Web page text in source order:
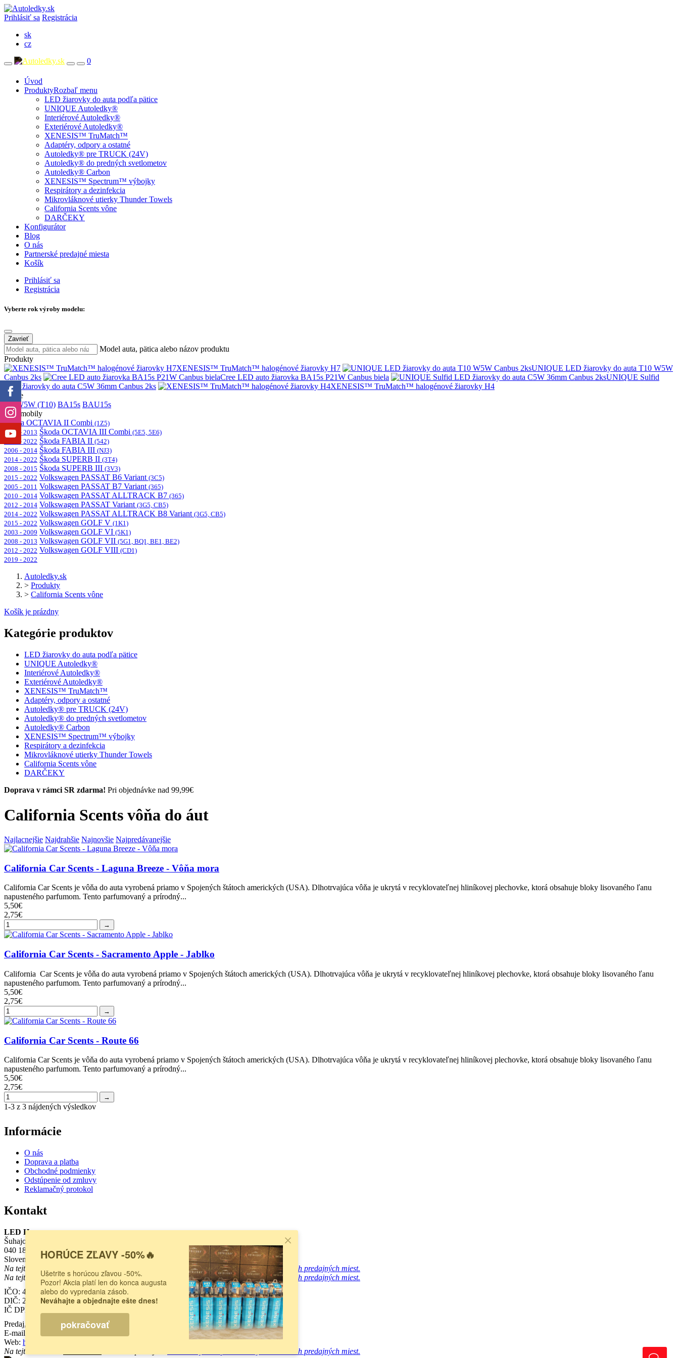
Prihlásiť sa Registrácia
sk
cz
0
Úvod
ProduktyRozbaľ menu
LED žiarovky do auta podľa pätice
UNIQUE Autoledky®
Interiérové Autoledky®
Exteriérové Autoledky®
XENESIS™ TruMatch™
Adaptéry, odpory a ostatné
Autoledky® pre TRUCK (24V)
Autoledky® do predných svetlometov
Autoledky® Carbon
XENESIS™ Spectrum™ výbojky
Respirátory a dezinfekcia
Mikrovláknové utierky Thunder Towels
California Scents vône
DARČEKY
Konfigurátor
Blog
O nás
Partnerské predajné miesta
Košík
Prihlásiť sa
Registrácia
Vyberte rok výroby modelu:
Zavrieť
Model auta, pätica alebo názov produktu
Produkty
XENESIS™ TruMatch™ halogénové žiarovky H7
UNIQUE LED žiarovky do auta T10 W5W
Canbus 2ks
Cree LED auto žiarovka BA15s P21W Canbus biela
UNIQUE Sulfid
LED žiarovky do auta C5W 36mm Canbus 2ks
XENESIS™ TruMatch™ halogénové žiarovky H4
Pätice
H7 W5W (T10) BA15s BAU15s
Automobily
Škoda OCTAVIA II Combi (1Z5)
2004 - 2013 Škoda OCTAVIA III Combi (5E5, 5E6)
2012 - 2022 Škoda FABIA II (542)
2006 - 2014 Škoda FABIA III (NJ3)
2014 - 2022 Škoda SUPERB II (3T4)
2008 - 2015 Škoda SUPERB III (3V3)
2015 - 2022 Volkswagen PASSAT B6 Variant (3C5)
2005 - 2011 Volkswagen PASSAT B7 Variant (365)
2010 - 2014 Volkswagen PASSAT ALLTRACK B7 (365)
2012 - 2014 Volkswagen PASSAT Variant (3G5, CB5)
2014 - 2022 Volkswagen PASSAT ALLTRACK B8 Variant (3G5, CB5)
2015 - 2022 Volkswagen GOLF V (1K1)
2003 - 2009 Volkswagen GOLF VI (5K1)
2008 - 2013 Volkswagen GOLF VII (5G1, BQ1, BE1, BE2)
2012 - 2022 Volkswagen GOLF VIII (CD1)
2019 - 2022
Autoledky.sk
> Produkty
> California Scents vône
Košík je prázdny
Kategórie produktov
LED žiarovky do auta podľa pätice
UNIQUE Autoledky®
Interiérové Autoledky®
Exteriérové Autoledky®
XENESIS™ TruMatch™
Adaptéry, odpory a ostatné
Autoledky® pre TRUCK (24V)
Autoledky® do predných svetlometov
Autoledky® Carbon
XENESIS™ Spectrum™ výbojky
Respirátory a dezinfekcia
Mikrovláknové utierky Thunder Towels
California Scents vône
DARČEKY
Doprava v rámci SR zdarma! Pri objednávke nad 99,99€
California Scents vôňa do áut
Najlacnejšie Najdrahšie Najnovšie Najpredávanejšie
California Car Scents - Laguna Breeze - Vôňa mora
California Car Scents je vôňa do auta vyrobená priamo v Spojených štátoch amerických (USA). Dlhotrvajúca vôňa je ukrytá v recyklovateľnej hliníkovej plechovke, ktorá obsahuje bloky lisovaného ľanu
napusteného parfumom. Tento parfumovaný a prírodný...
5,50€
2,75€
→
California Car Scents - Sacramento Apple - Jablko
California Car Scents je vôňa do auta vyrobená priamo v Spojených štátoch amerických (USA). Dlhotrvajúca vôňa je ukrytá v recyklovateľnej hliníkovej plechovke, ktorá obsahuje bloky lisovaného ľanu
napusteného parfumom. Tento parfumovaný a prírodný...
5,50€
2,75€
→
California Car Scents - Route 66
California Car Scents je vôňa do auta vyrobená priamo v Spojených štátoch amerických (USA). Dlhotrvajúca vôňa je ukrytá v recyklovateľnej hliníkovej plechovke, ktorá obsahuje bloky lisovaného ľanu
napusteného parfumom. Tento parfumovaný a prírodný...
5,50€
2,75€
→
1-3 z 3 nájdených výsledkov
Informácie
O nás
Doprava a platba
Obchodné podmienky
Odstúpenie od zmluvy
Reklamačný protokol
Kontakt
LED House s.r.o.
Šuhajova 1207/40
040 18 Košice
Slovensko
Na tejto adrese sa
Pre osobný nákup navštívte jedno z našich predajných miest.
Na tejto adrese sanenachádzakamenná predajňa.
Pre osobný nákup navštívte jedno z našich predajných miest.
IČO: 47724722
DIČ: 2024068376
IČ DPH:
Predaj, poradenstvo:0948 833 533
E-mail:
sales@autoledky.sk
Web: https://www.autoledky.sk/
Na tejto adrese sa
Pre osobný nákup navštívte jedno z našich predajných miest.
HORÚCE ZĽAVY -50%🔥
Ušetrite s horúcou zľavou -50%.
Pozor! Akcia platí len do konca augusta
alebo do vypredania zásob.
Neváhajte a objednajte ešte dnes!
pokračovať